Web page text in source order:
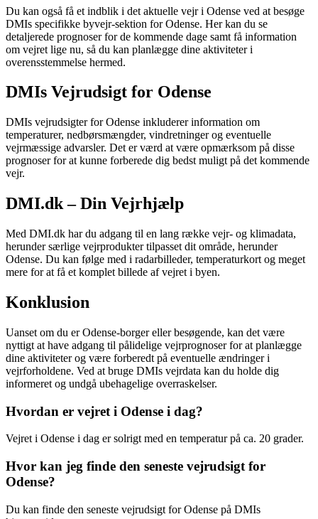
Du kan også få et indblik i det aktuelle vejr i Odense ved at besøge
DMIs specifikke byvejr-sektion for Odense. Her kan du se
detaljerede prognoser for de kommende dage samt få information
om vejret lige nu, så du kan planlægge dine aktiviteter i
overensstemmelse hermed.
DMIs Vejrudsigt for Odense
DMIs vejrudsigter for Odense inkluderer information om
temperaturer, nedbørsmængder, vindretninger og eventuelle
vejrmæssige advarsler. Det er værd at være opmærksom på disse
prognoser for at kunne forberede dig bedst muligt på det kommende
vejr.
DMI.dk – Din Vejrhjælp
Med DMI.dk har du adgang til en lang række vejr- og klimadata,
herunder særlige vejrprodukter tilpasset dit område, herunder
Odense. Du kan følge med i radarbilleder, temperaturkort og meget
mere for at få et komplet billede af vejret i byen.
Konklusion
Uanset om du er Odense-borger eller besøgende, kan det være
nyttigt at have adgang til pålidelige vejrprognoser for at planlægge
dine aktiviteter og være forberedt på eventuelle ændringer i
vejrforholdene. Ved at bruge DMIs vejrdata kan du holde dig
informeret og undgå ubehagelige overraskelser.
Hvordan er vejret i Odense i dag?
Vejret i Odense i dag er solrigt med en temperatur på ca. 20 grader.
Hvor kan jeg finde den seneste vejrudsigt for
Odense?
Du kan finde den seneste vejrudsigt for Odense på DMIs